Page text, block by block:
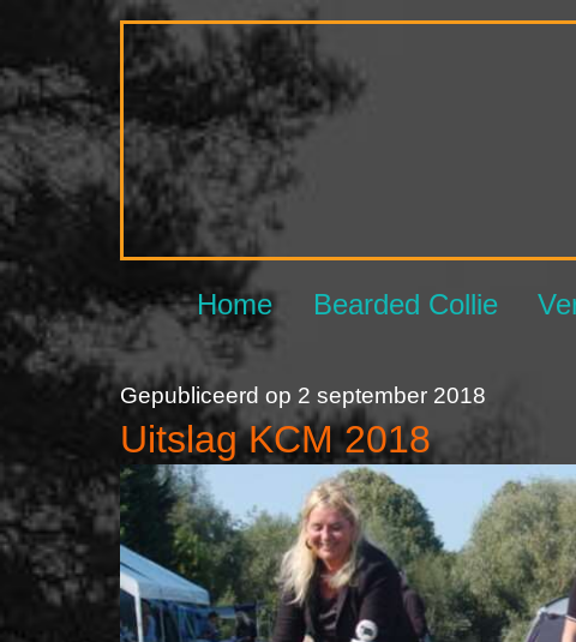
de
inhoud
Home Bearded Collie
Gepubliceerd op 2 september 2018
Uitslag KCM 2018